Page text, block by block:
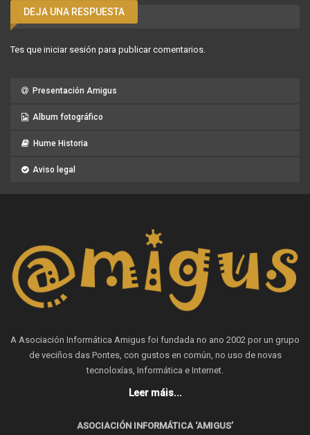
DEJA UNA RESPUESTA
Tes que iniciar sesión para publicar comentarios.
Presentación Amigus
Album fotográfico
Hume Historia
Aviso legal
A Asociación Informática Amigus foi fundada no ano 2002 por un grupo
de veciños das Pontes, con gustos en común, no uso de novas
tecnoloxías, Informática e Internet.
Leer máis...
ASOCIACIÓN INFORMÁTICA ‘AMIGUS’